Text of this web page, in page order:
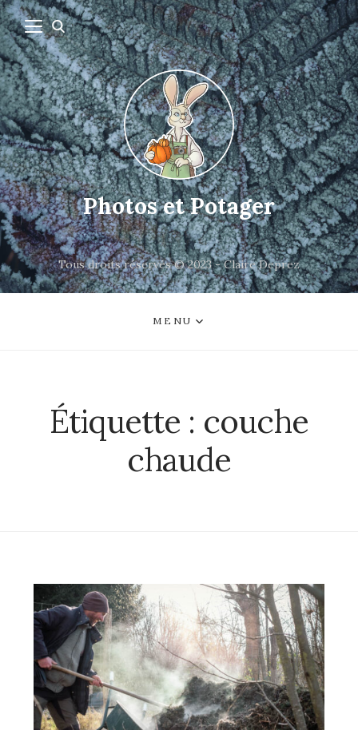
Photos et Potager
Tous droits réservés © 2023 - Claire Deprez
MENU
Étiquette : couche
chaude